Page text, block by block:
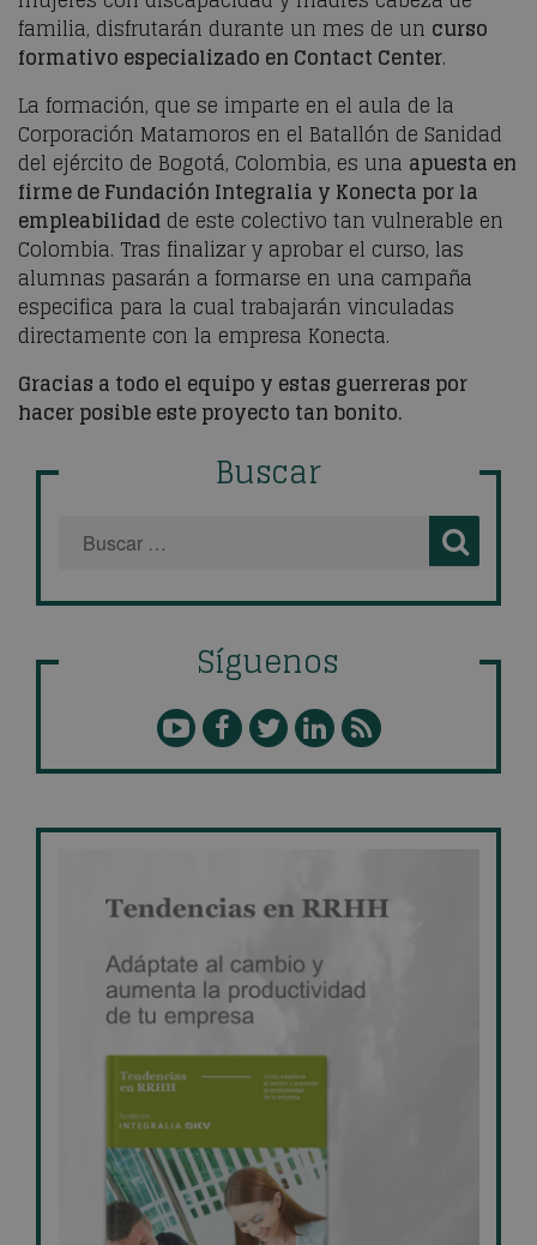
familia, disfrutarán durante un mes de un curso
formativo especializado en Contact Center.
La formación, que se imparte en el aula de la
Corporación Matamoros en el Batallón de Sanidad
del ejército de Bogotá, Colombia, es una apuesta en
firme de Fundación Integralia y Konecta por la
empleabilidad de este colectivo tan vulnerable en
Colombia. Tras finalizar y aprobar el curso, las
alumnas pasarán a formarse en una campaña
especifica para la cual trabajarán vinculadas
directamente con la empresa Konecta.
Gracias a todo el equipo y estas guerreras por
hacer posible este proyecto tan bonito.
Buscar
Síguenos